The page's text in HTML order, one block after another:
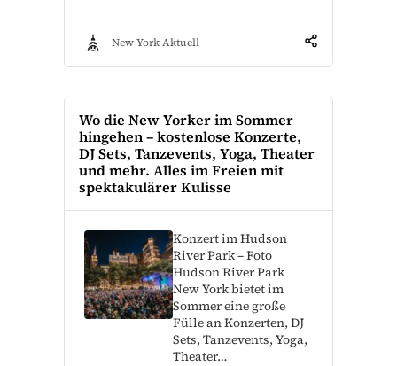
New York Aktuell
Wo die New Yorker im Sommer
hingehen – kostenlose Konzerte,
DJ Sets, Tanzevents, Yoga, Theater
und mehr. Alles im Freien mit
spektakulärer Kulisse
Konzert im Hudson
River Park – Foto
Hudson River Park
New York bietet im
Sommer eine große
Fülle an Konzerten, DJ
Sets, Tanzevents, Yoga,
Theater…